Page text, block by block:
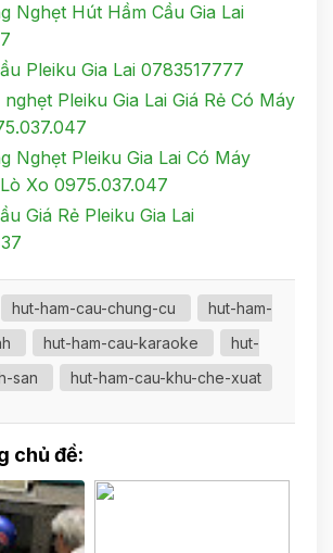
Nghẹt Hút Hầm Cầu Gia Lai
Pleiku Gia Lai 0783517777
Pleiku Gia Lai Giá Rẻ Có Máy
Nghẹt Pleiku Gia Lai Có Máy
Xo 0975.037.047
Giá Rẻ Pleiku Gia Lai
hut-ham-cau-chung-cu
hut-ham-
hut-ham-cau-karaoke
hut-
san
hut-ham-cau-khu-che-xuat
chủ đề: